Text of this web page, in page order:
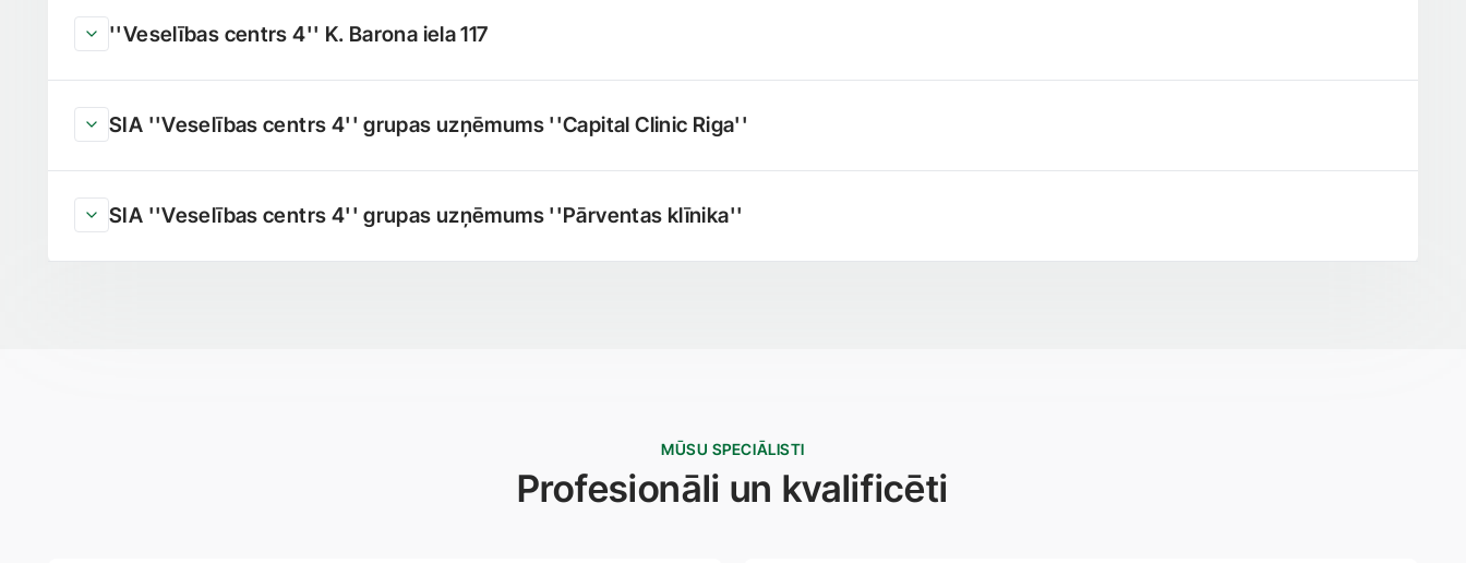
''Veselības centrs 4'' K. Barona iela 117
SIA ''Veselības centrs 4'' grupas uzņēmums ''Capital Clinic Riga''
SIA ''Veselības centrs 4'' grupas uzņēmums ''Pārventas klīnika''
MŪSU SPECIĀLISTI
Profesionāli un kvalificēti